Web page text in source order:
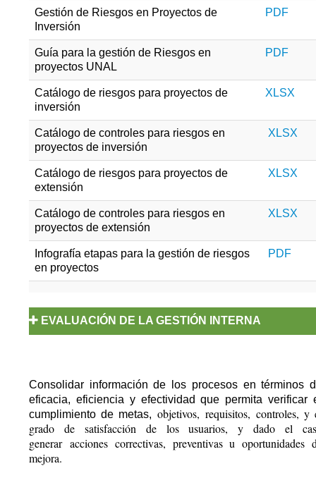
Gestión de Riesgos en Proyectos de
Inversión
PDF
Guía para la gestión de Riesgos en
proyectos UNAL
PDF
Catálogo de riesgos para proyectos de
inversión
XLSX
Catálogo de controles para riesgos en
proyectos de inversión
XLSX
Catálogo de riesgos para proyectos de
extensión
XLSX
Catálogo de controles para riesgos en
proyectos de extensión
XLSX
Infografía etapas para la gestión de riesgos
en proyectos
PDF
EVALUACIÓN DE LA GESTIÓN INTERNA
Consolidar información de los procesos en términos
eficacia, eficiencia y efectividad que permita verificar
cumplimiento de metas, objetivos, requisitos, controles, y
grado de satisfacción de los usuarios, y dado el
generar acciones correctivas, preventivas u oportunidades
mejora.